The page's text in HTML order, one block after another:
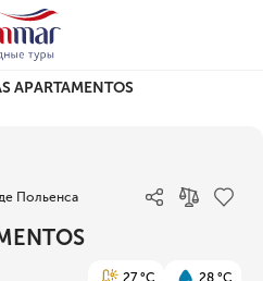
APARTAMENTOS
Польенса
27 °C
28 °C